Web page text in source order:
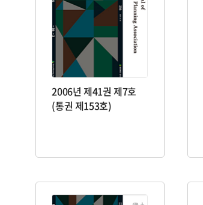
2006년 제41권 제7호
(통권 제153호)